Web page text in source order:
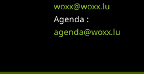
woxx@woxx.lu
Agenda :
agenda@woxx.lu